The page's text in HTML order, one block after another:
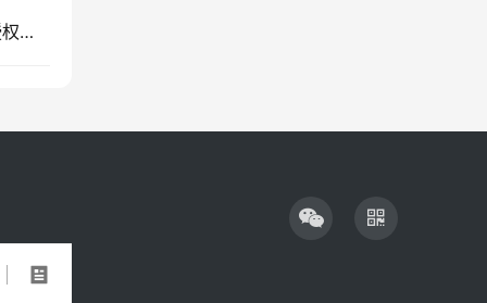
小程序首页浏览时要求授权登录，违反先体验后授权规范，审核被驳回